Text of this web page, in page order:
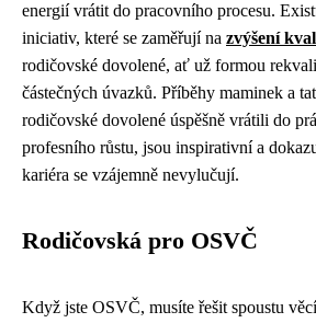
energií vrátit do pracovního procesu.
iniciativ, které se zaměřují na zvýšení
rodičovské dovolené, ať už formou
částečných úvazků. Příběhy maminek a
rodičovské dovolené úspěšně vrátili do
profesního růstu, jsou inspirativní a
kariéra se vzájemně nevylučují.
Rodičovská pro OSVČ
Když jste OSVČ, musíte řešit spoustu